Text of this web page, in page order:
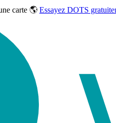
carte 🌎 Essayez DOTS